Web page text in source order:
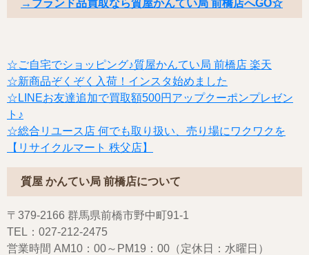
→ブランド品買取なら質屋かんてい局 前橋店へGO☆
☆ご自宅でショッピング♪質屋かんてい局 前橋店 楽天
☆新商品ぞくぞく入荷！インスタ始めました
☆LINEお友達追加で買取額500円アップクーポンプレゼン
ト♪
☆総合リユース店 何でも取り扱い、売り場にワクワクを
【リサイクルマート 秩父店】
質屋 かんてい局 前橋店について
〒379-2166 群馬県前橋市野中町91-1
TEL：027-212-2475
営業時間 AM10：00～PM19：00（定休日：水曜日）